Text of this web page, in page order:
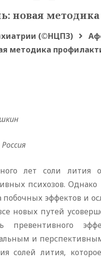
новая
(©НЦПЗ)
методика
лет соли лития
психозов.
побочных эффектов и
новых путей
превентивного
и
солей лития,